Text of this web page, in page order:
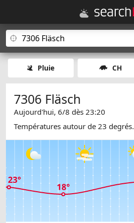
Pluie CH
7306 Fläsch
Aujourd'hui, 6/8 dès 23:20
Températures autour de 23 degrés.